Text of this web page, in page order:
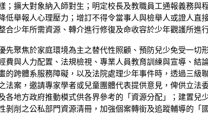
擴大對象納入師對生；明定校長及教職員工通報義務
舉報人心理壓力；增訂不得令當事人與檢舉人或證人
少年所需資源、轉介進行修復及命收容於少年觀護所進
聚焦於家庭環境為主之替代性照顧、預防兒少免受一
與人力配置、法規檢視、專業人員教育訓練與宣導、
跨體系服務障礙，以及法院處理少年事件時，透過三
案，邀請專家學者或兒童團體代表提供意見，俾供立
地方政府推動模式供各界參考的「資源分配」；建置
削之公私部門資源清冊，加強個案轉銜及追蹤輔導的「